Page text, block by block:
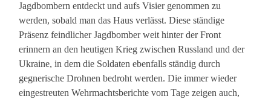
Jagdbombern entdeckt und aufs Visier genommen zu
werden, sobald man das Haus verlässt. Diese ständige
Präsenz feindlicher Jagdbomber weit hinter der Front
erinnern an den heutigen Krieg zwischen Russland und der
Ukraine, in dem die Soldaten ebenfalls ständig durch
gegnerische Drohnen bedroht werden. Die immer wieder
eingestreuten Wehrmachtsberichte vom Tage zeigen auch,